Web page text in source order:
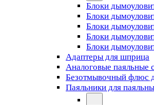
Блоки
Блоки
Блоки
Блоки
Блоки
Адаптеры для шприца
Аналоговые паяльные
Безотмывочный флюс
Паяльники для